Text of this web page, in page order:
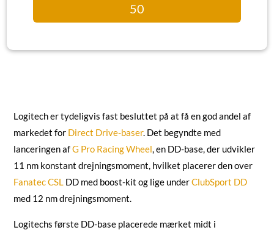
50
Logitech er tydeligvis fast besluttet på at få en god andel af
markedet for Direct Drive-baser. Det begyndte med
lanceringen afG Pro Racing Wheel, en DD-base, der udvikler
11 nm konstant drejningsmoment, hvilket placerer den over
Fanatec CSLDD med boost-kit og lige underClubSport DD
med 12 nm drejningsmoment.
Logitechs første DD-base placerede mærket midt i